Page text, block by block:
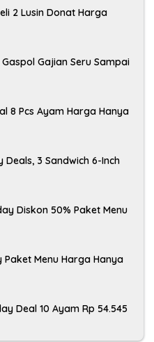
2 Lusin Donat Harga
Gajian Seru Sampai
8 Pcs Ayam Harga Hanya
3 Sandwich 6-Inch
Diskon 50% Paket Menu
Menu Harga Hanya
Deal 10 Ayam Rp 54.545